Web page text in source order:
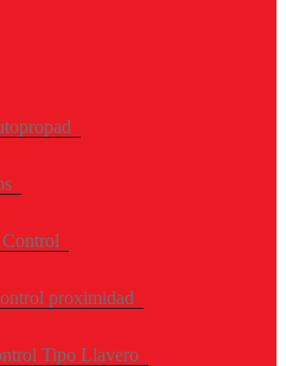
proximidad
Tipo Llavero